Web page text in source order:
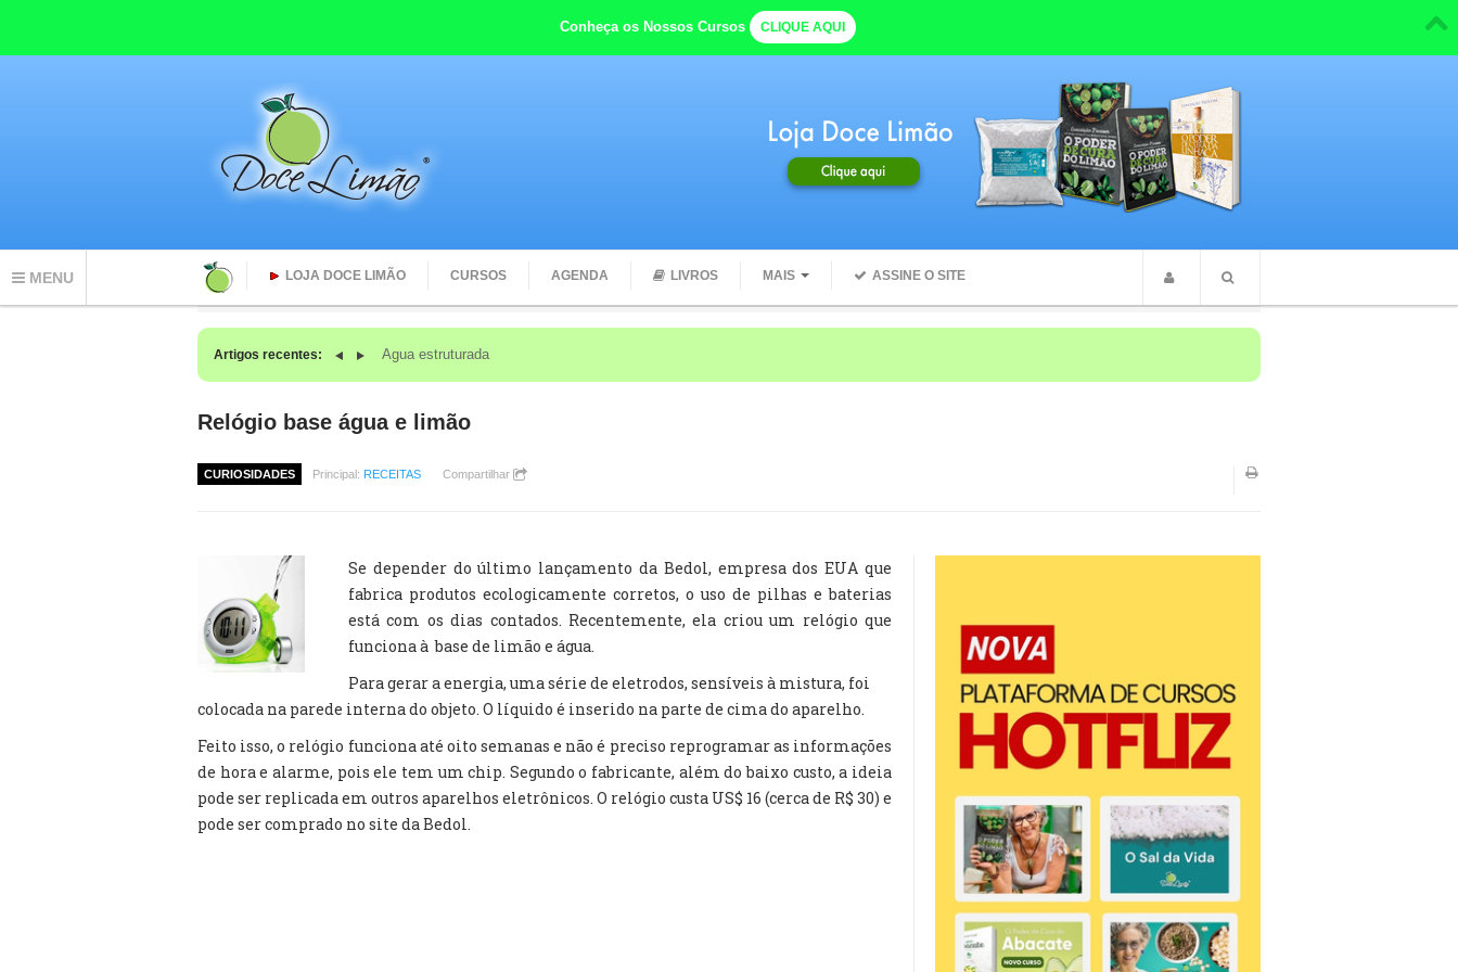
MENU LOJA DOCE LIMÃO CURSOS AGENDA LIVROS MAIS ASSINE O SITE
Artigos recentes:
O que acontece com seu CORPO quando você começa o dia com ÁGUA
Relógio base água e limão
CURIOSIDADES Principal: RECEITAS Compartilhar
Se depender do último lançamento da Bedol, empresa dos EUA que
fabrica produtos ecologicamente corretos, o uso de pilhas e baterias
está com os dias contados. Recentemente, ela criou um relógio que
funciona à base de limão e água.
Para gerar a energia, uma série de eletrodos, sensíveis à mistura, foi
colocada na parede interna do objeto. O líquido é inserido na parte de cima do aparelho.
Feito isso, o relógio funciona até oito semanas e não é preciso reprogramar as informações
de hora e alarme, pois ele tem um chip. Segundo o fabricante, além do baixo custo, a ideia
pode ser replicada em outros aparelhos eletrônicos. O relógio custa US$ 16 (cerca de R$ 30) e
pode ser comprado no site da Bedol.
Conheça os Nossos Cursos CLIQUE AQUI